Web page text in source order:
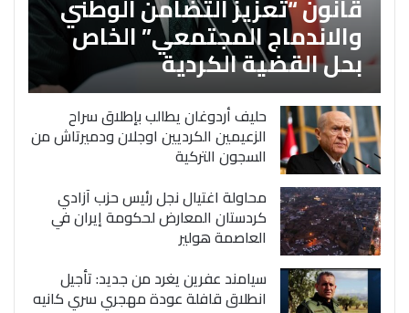
والاندماج المجتمعي” الخاص
بحل القضية الكردية
حليف أردوغان يطالب بإطلاق سراح
الزعيمين الكرديين اوجلان ودميرتاش من
السجون التركية
محاولة اغتيال نجل رئيس حزب آزادي
كردستان المعارض لحكومة إيران في
العاصمة هولير
سيامند عفرين يغرد من جديد: تأجيل
انطلاق قافلة عودة مهجري سري كانيه